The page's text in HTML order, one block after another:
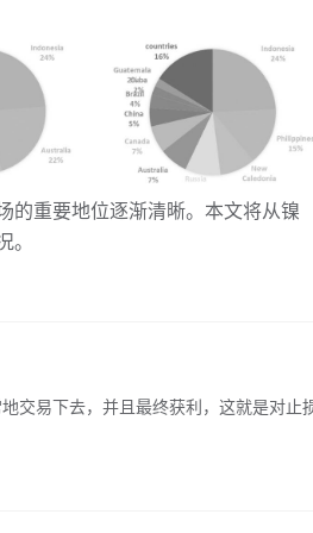
重要地位逐渐清晰。本文将从镍
交易下去，并且最终获利，这就是对止